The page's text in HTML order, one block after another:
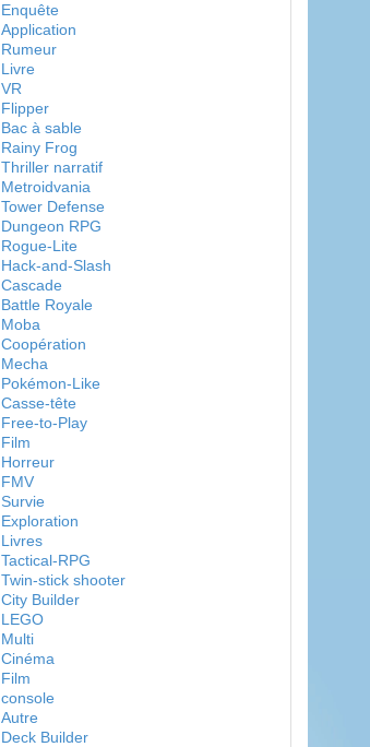
Enquête
Application
Rumeur
Livre
VR
Flipper
Bac à sable
Rainy Frog
Thriller narratif
Metroidvania
Tower Defense
Dungeon RPG
Rogue-Lite
Hack-and-Slash
Cascade
Battle Royale
Moba
Coopération
Mecha
Pokémon-Like
Casse-tête
Free-to-Play
Film
Horreur
FMV
Survie
Exploration
Livres
Tactical-RPG
Twin-stick shooter
City Builder
LEGO
Multi
Cinéma
Film
console
Autre
Deck Builder